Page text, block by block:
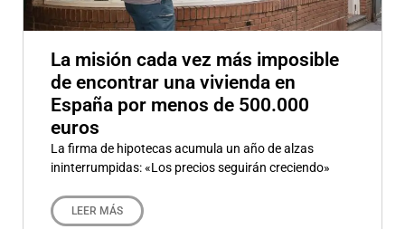
La misión cada vez más imposible
de encontrar una vivienda en
España por menos de 500.000
euros
La firma de hipotecas acumula un año de alzas
ininterrumpidas: «Los precios seguirán creciendo»
LEER MÁS